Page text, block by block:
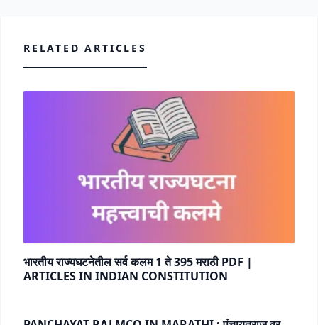
RELATED ARTICLES
भारतीय राज्यघटनेतील सर्व कलम 1 ते 395 मराठी PDF |
ARTICLES IN INDIAN CONSTITUTION